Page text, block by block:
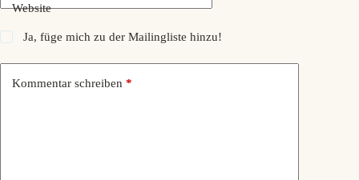
Website
Ja, füge mich zu der Mailingliste hinzu!
Kommentar schreiben *